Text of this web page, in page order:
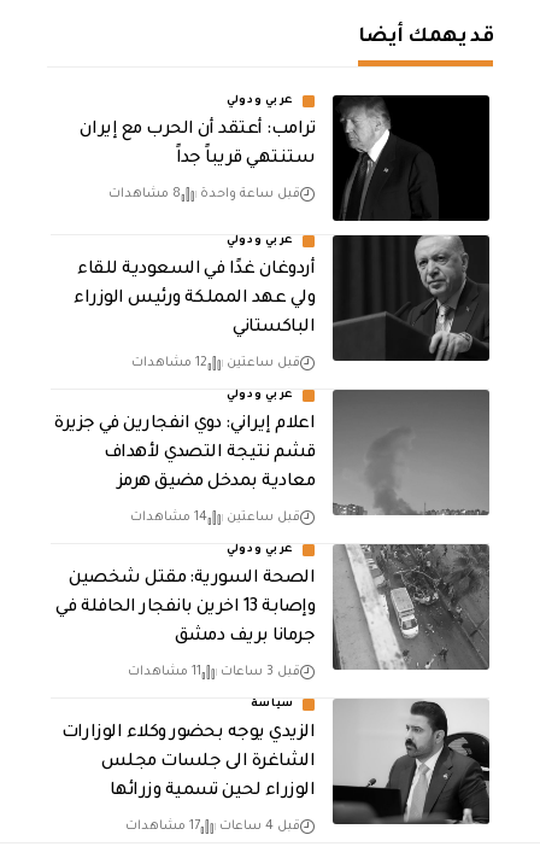
قد يهمك أيضا
عربي ودولي
‏ترامب: أعتقد أن الحرب مع إيران
ستنتهي قريباً جداً
قبل ساعة واحدة 8 مشاهدات
عربي ودولي
أردوغان غدًا في السعودية للقاء
ولي عهد المملكة ورئيس الوزراء
الباكستاني
قبل ساعتين 12 مشاهدات
عربي ودولي
اعلام إيراني: دوي انفجارين في جزيرة
قشم نتيجة التصدي لأهداف
معادية بمدخل مضيق هرمز
قبل ساعتين 14 مشاهدات
عربي ودولي
الصحة السورية: مقتل شخصين
وإصابة 13 اخرين بانفجار الحافلة في
جرمانا بريف دمشق
قبل 3 ساعات 11 مشاهدات
سياسة
الزيدي يوجه بحضور وكلاء الوزارات
الشاغرة الى جلسات مجلس
الوزراء لحين تسمية وزرائها
قبل 4 ساعات 17 مشاهدات